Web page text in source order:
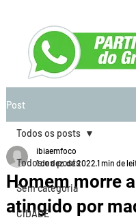
Post
Todos os posts
Sem categoria
CIDADE
Todos os posts
Homem morre
atingido por
ibiaemfoco
1 de dez. de 2022 1 min de